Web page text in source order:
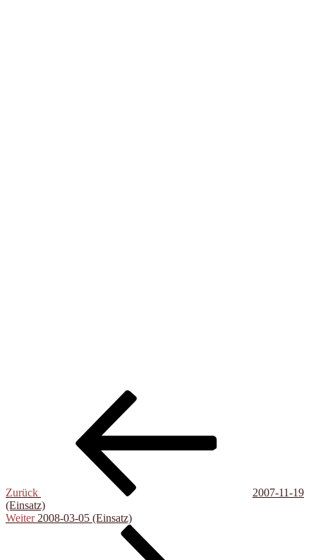
Beitragsnavigation
Zurück
2007-11-19
(Einsatz)
Nächster
Weiter 2008-03-05 (Einsatz)